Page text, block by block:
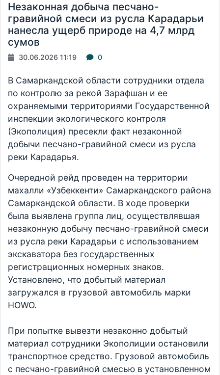
Незаконная добыча песчано-
гравийной смеси из русла Карадарьи
нанесла ущерб природе на 4,7 млрд
сумов
30.06.2026 11:19 0
В Самаркандской области сотрудники отдела
по контролю за рекой Зарафшан и ее
охраняемыми территориями Государственной
инспекции экологического контроля
(Экополиция) пресекли факт незаконной
добычи песчано-гравийной смеси из русла
реки Карадарья.
Очередной рейд проведен на территории
махалли «Узбеккенти» Самаркандского района
Самаркандской области. В ходе проверки
была выявлена группа лиц, осуществлявшая
незаконную добычу песчано-гравийной смеси
из русла реки Карадарьи с использованием
экскаватора без государственных
регистрационных номерных знаков.
Установлено, что добытый материал
загружался в грузовой автомобиль марки
HOWO.
При попытке вывезти незаконно добытый
материал сотрудники Экополиции остановили
транспортное средство. Грузовой автомобиль
с песчано-гравийной смесью в установленном